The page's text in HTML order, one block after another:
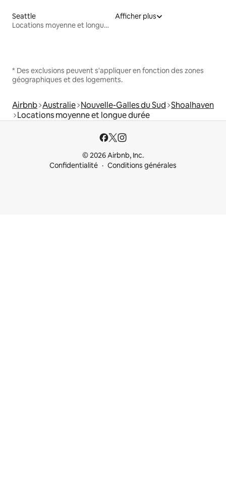
Seattle
Locations moyenne et longue durée
Afficher plus
* Des exclusions peuvent s'appliquer en fonction des zones
géographiques et des logements.
Airbnb Australie Nouvelle-Galles du Sud Shoalhaven
Locations moyenne et longue durée
© 2026 Airbnb, Inc.
Confidentialité
Conditions générales